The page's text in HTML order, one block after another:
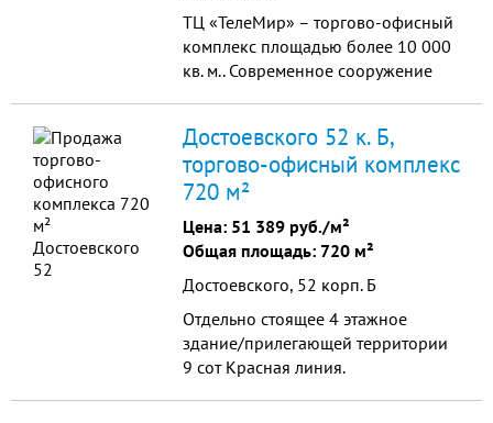
ТЦ «ТелеМир» – торгово-офисный
комплекс площадью более 10 000
кв. м.. Современное сооружение
инфраструктура, ...
Достоевского 52 к. Б,
торгово-офисный комплекс
720 м²
Цена: 51 389 руб./м²
Общая площадь: 720 м²
Достоевского, 52 корп. Б
Отдельно стоящее 4 этажное
здание/прилегающей территории
9 cот Красная линия.